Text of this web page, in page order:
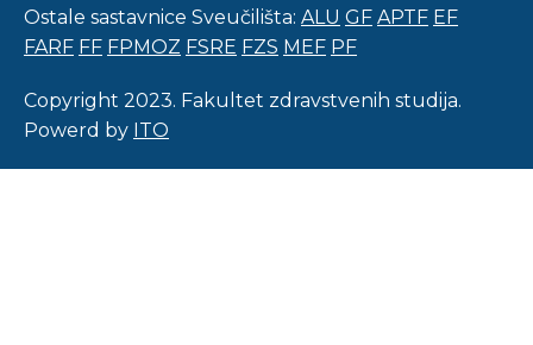
Ostale sastavnice Sveučilišta: ALU GF APTF EF
FARF FF FPMOZ FSRE FZS MEF PF
Copyright 2023. Fakultet zdravstvenih studija.
Powerd by ITO